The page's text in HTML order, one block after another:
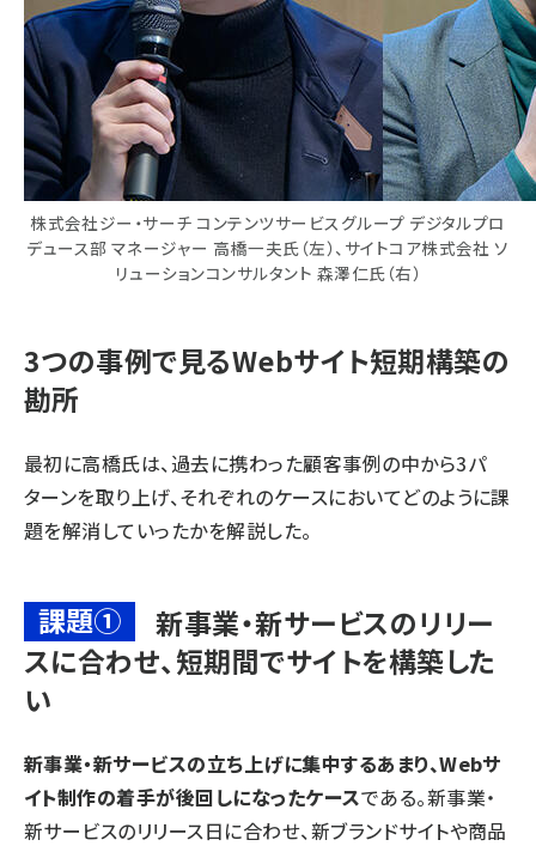
株式会社ジー・サーチ コンテンツサービスグループ デジタルプロ
デュース部 マネージャー 高橋一夫氏（左）、サイトコア株式会社 ソ
リューションコンサルタント 森澤仁氏（右）
3つの事例で見るWebサイト短期構築の
勘所
最初に高橋氏は、過去に携わった顧客事例の中から3パ
ターンを取り上げ、それぞれのケースにおいてどのように課
題を解消していったかを解説した。
課題①
新事業・新サービスのリリー
スに合わせ、短期間でサイトを構築した
い
新事業・新サービスの立ち上げに集中するあまり、Webサ
イト制作の着手が後回しになったケースである。新事業・
新サービスのリリース日に合わせ、新ブランドサイトや商品